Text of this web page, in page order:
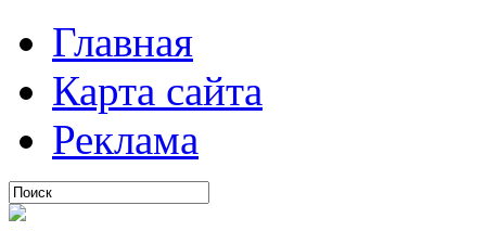
Главная
Карта сайта
Реклама